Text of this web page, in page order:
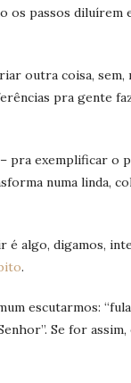
os passos diluírem
outra coisa, sem,
pra gente
pra exemplificar o
numa linda,
é algo, digamos,
.
escutarmos:
Se for assim,